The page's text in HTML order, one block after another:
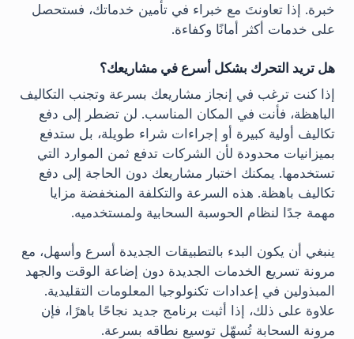
خبرة. إذا تعاونتَ مع خبراء في تأمين خدماتك، فستحصل
على خدمات أكثر أمانًا وكفاءة.
هل تريد التحرك بشكل أسرع في مشاريعك؟
إذا كنت ترغب في إنجاز مشاريعك بسرعة وتجنب التكاليف
الباهظة، فأنت في المكان المناسب. لن تضطر إلى دفع
تكاليف أولية كبيرة أو إجراءات شراء طويلة، بل ستدفع
بميزانيات محدودة لأن الشركات تدفع ثمن الموارد التي
تستخدمها. يمكنك اختبار مشاريعك دون الحاجة إلى دفع
تكاليف باهظة. هذه السرعة والتكلفة المنخفضة مزايا
مهمة جدًا لنظام الحوسبة السحابية ولمستخدميه.
ينبغي أن يكون البدء بالتطبيقات الجديدة أسرع وأسهل، مع
مرونة تسريع الخدمات الجديدة دون إضاعة الوقت والجهد
المبذولين في إعدادات تكنولوجيا المعلومات التقليدية.
علاوة على ذلك، إذا أثبت برنامج جديد نجاحًا باهرًا، فإن
مرونة السحابة تُسهّل توسيع نطاقه بسرعة.